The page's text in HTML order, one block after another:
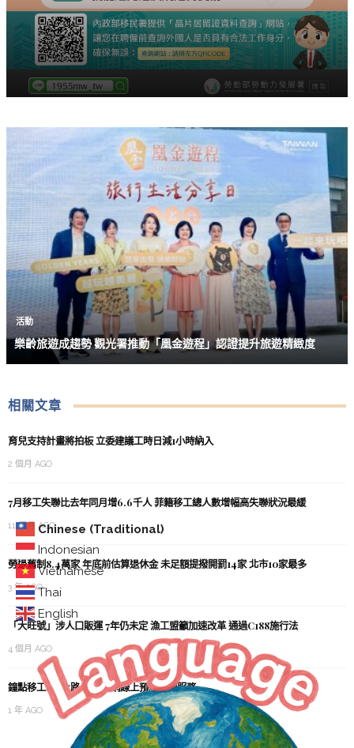
Chinese (Traditional)
Indonesian
Vietnamese
Thai
English
活動
樂齡旅遊成趨勢 觀光署推動「凰金遊程」認證提升旅遊精緻度
相關文章
育兒支持計畫將拍板 立委建議工時日減1小時納入
2 個月 AGO
7月移工失聯比去年同月增6.6千人 菲籍移工總人數增幅高失聯狀況最緩
11 個月 AGO
勞退舊制8.4萬家 年底前估算退休金 未足額提撥開罰14家 北市10家最多
3 年 AGO
「大旺號」涉人口販運 7年仍未定 漁工盟籲加速改革 通過C188施行法
4 個月 AGO
鐘點移工4/7上路 開放官網線上預約自費服務
1 年 AGO